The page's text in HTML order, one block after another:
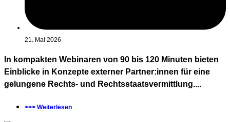
21. Mai 2026
In kompakten Webinaren von 90 bis 120 Minuten bieten
Einblicke in Konzepte externer Partner:innen für eine
gelungene Rechts- und Rechtsstaatsvermittlung....
>>> Weiterlesen